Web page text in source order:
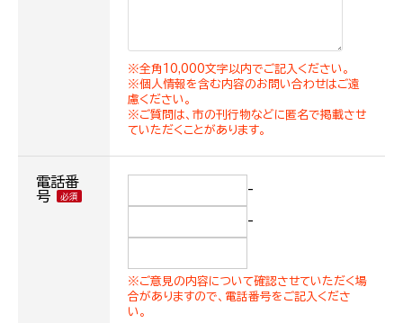
※全角10,000文字以内でご記入ください。
※個人情報を含む内容のお問い合わせはご遠
慮ください。
※ご質問は、市の刊行物などに匿名で掲載させ
ていただくことがあります。
電話番
号
-
-
※ご意見の内容について確認させていただく場
合がありますので、電話番号をご記入くださ
い。